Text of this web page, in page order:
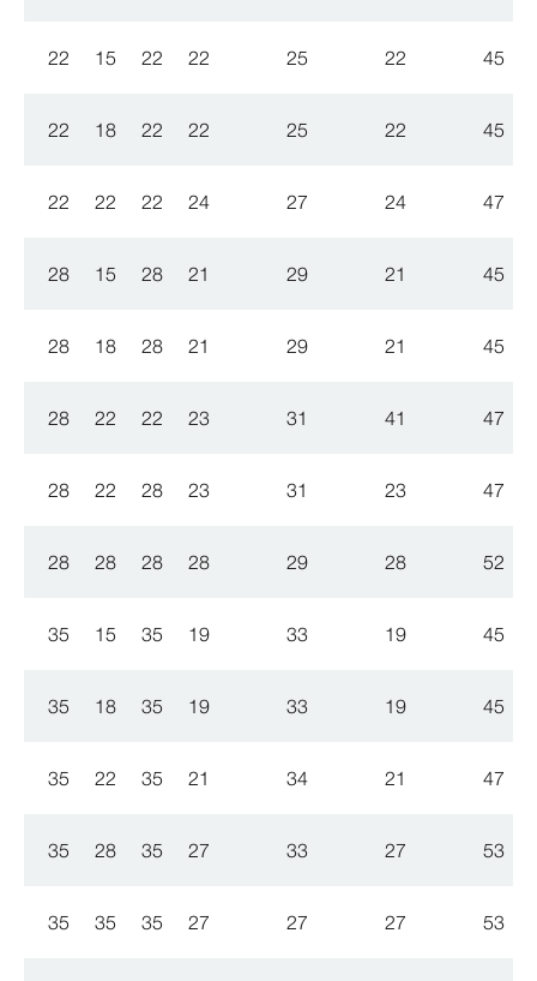
22 15 22 22 25 22 45
22 18 22 22 25 22 45
22 22 22 24 27 24 47
28 15 28 21 29 21 45
28 18 28 21 29 21 45
28 22 22 23 31 41 47
28 22 28 23 31 23 47
28 28 28 28 29 28 52
35 15 35 19 33 19 45
35 18 35 19 33 19 45
35 22 35 21 34 21 47
35 28 35 27 33 27 53
35 35 35 27 27 27 53